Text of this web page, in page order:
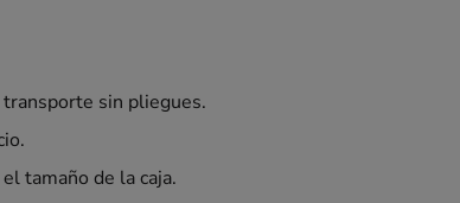
sin pliegues.
tamaño de la caja.